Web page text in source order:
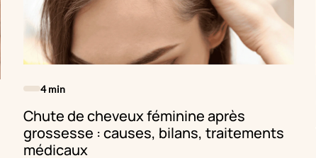
4 min
Chute de cheveux féminine après
grossesse : causes, bilans, traitements
médicaux